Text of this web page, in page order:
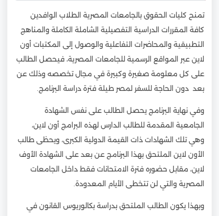
تمنح كليات الحقوق بالجامعات المصرية الطلاب الوافدين
كافة المقررات الدراسية التفصيلية الشاملة الكاملة والمناهج
التطبيقية والمحاضرات التفاعلية والوصول إلى المكتبات أون
لاين عبر المواقع الرسمية للجامعات المصرية، فيحصل الطالب
على كل معلومة صغيرة وكبيرة في مجال تخصصه وذلك عن
بعد دون الحاجة للسفر لمصر طيلة فترة دراسة البرنامج.
وفي نهاية البرنامج يحصل الطالب على نفس الشهادة
الجامعية المقدمة للطالب الدارس لهذه البرامج أون لاين،
وهي تلك الشهادات ذات القيمة الدولية الكبرى، ويحظى طالب
الأون لاين الملتحق بهذا البرنامج عن بعد على الشهادة الأوف
لاين، مقابل حضوره فترة الامتحانات فقط داخل الجامعات
المصرية والتي لن تتخطى الأيام المعدودة.
وبهذا يكون الطالب الملتحق بدراسة بكالوريوس القانون في